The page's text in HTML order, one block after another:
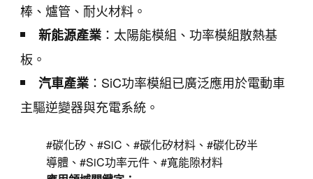
棒、爐管、耐火材料。
新能源產業 ：太陽能模組、功率模組散熱基
板。
汽車產業 ：SiC功率模組已廣泛應用於電動車
主驅逆變器與充電系統。
#碳化矽、#SiC、#碳化矽材料、#碳化矽半
導體、#SiC功率元件、#寬能隙材料